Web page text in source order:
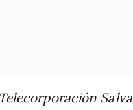
Telecorporación